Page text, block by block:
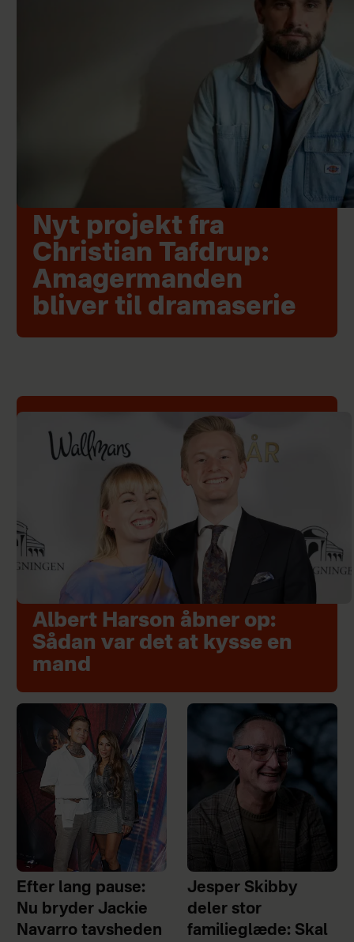
Nyt projekt fra
Christian Tafdrup:
Amagermanden
bliver til dramaserie
Albert Harson åbner op:
Sådan var det at kysse en
mand
Efter lang pause:
Nu bryder Jackie
Navarro tavsheden
Jesper Skibby
deler stor
familieglæde: Skal